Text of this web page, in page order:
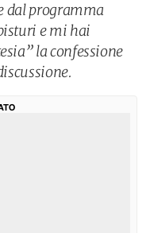
dal programma
e mi hai
la confessione